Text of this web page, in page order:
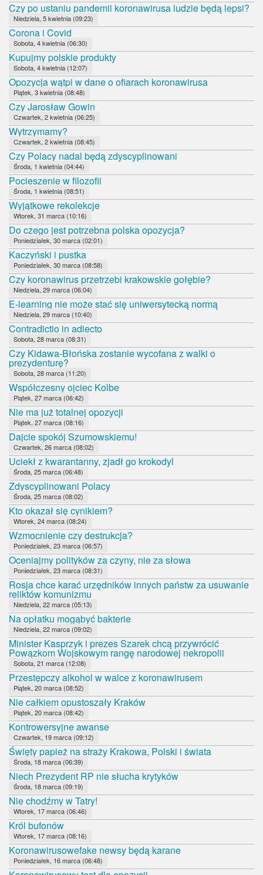
Czy po ustaniu pandemii koronawirusa ludzie będą lepsi?
Niedziela, 5 kwietnia (09:23)
Corona i Covid
Sobota, 4 kwietnia (06:30)
Kupujmy polskie produkty
Sobota, 4 kwietnia (12:07)
Opozycja wątpi w dane o ofiarach koronawirusa
Piątek, 3 kwietnia (08:48)
Czy Jarosław Gowin
Czwartek, 2 kwietnia (06:25)
Wytrzymamy?
Czwartek, 2 kwietnia (08:45)
Czy Polacy nadal będą zdyscyplinowani
Środa, 1 kwietnia (04:44)
Pocieszenie w filozofii
Środa, 1 kwietnia (08:51)
Wyjątkowe rekolekcje
Wtorek, 31 marca (10:16)
Do czego jest potrzebna polska opozycja?
Poniedziałek, 30 marca (02:01)
Kaczyński i pustka
Poniedziałek, 30 marca (08:58)
Czy koronawirus przetrzebi krakowskie gołębie?
Niedziela, 29 marca (06:04)
E-learning nie może stać się uniwersytecką normą
Niedziela, 29 marca (10:40)
Contradictio in adiecto
Sobota, 28 marca (08:31)
Czy Kidawa-Błońska zostanie wycofana z walki o
prezydenturę?
Sobota, 28 marca (11:20)
Współczesny ojciec Kolbe
Piątek, 27 marca (06:42)
Nie ma już totalnej opozycji
Piątek, 27 marca (08:16)
Dajcie spokój Szumowskiemu!
Czwartek, 26 marca (08:02)
Uciekł z kwarantanny, zjadł go krokodyl
Środa, 25 marca (06:48)
Zdyscyplinowani Polacy
Środa, 25 marca (08:02)
Kto okazał się cynikiem?
Wtorek, 24 marca (08:24)
Wzmocnienie czy destrukcja?
Poniedziałek, 23 marca (06:57)
Oceniajmy polityków za czyny, nie za słowa
Poniedziałek, 23 marca (08:31)
Rosja chce karać urzędników innych państw za usuwanie
reliktów komunizmu
Niedziela, 22 marca (05:13)
Na opłatku mogąbyć bakterie
Niedziela, 22 marca (09:02)
Minister Kasprzyk i prezes Szarek chcą przywrócić
Powązkom Wojskowym rangę narodowej nekropolii
Sobota, 21 marca (12:08)
Przestępczy alkohol w walce z koronawirusem
Piątek, 20 marca (08:52)
Nie całkiem opustoszały Kraków
Piątek, 20 marca (08:42)
Kontrowersyjne awanse
Czwartek, 19 marca (09:12)
Święty papież na straży Krakowa, Polski i świata
Środa, 18 marca (06:39)
Niech Prezydent RP nie słucha krytyków
Środa, 18 marca (09:19)
Nie chodźmy w Tatry!
Wtorek, 17 marca (06:46)
Król bufonów
Wtorek, 17 marca (08:16)
Koronawirusowefake newsy będą karane
Poniedziałek, 16 marca (06:48)